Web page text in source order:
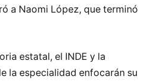
a Naomi López, que terminó
estatal, el INDE y la
la especialidad enfocarán su